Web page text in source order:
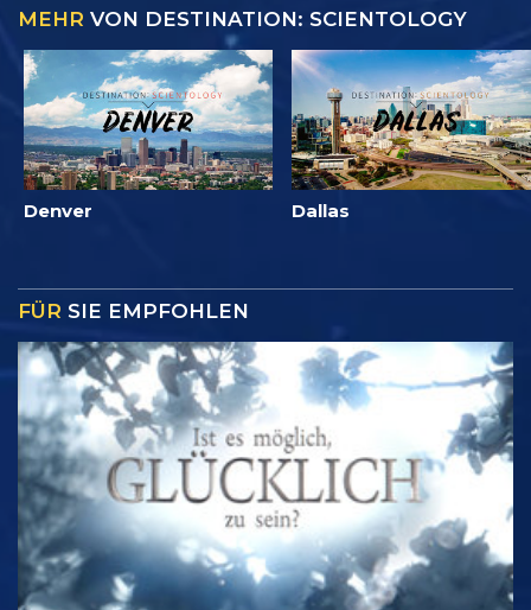
MEHR VON DESTINATION: SCIENTOLOGY
Denver Dallas
FÜR SIE EMPFOHLEN